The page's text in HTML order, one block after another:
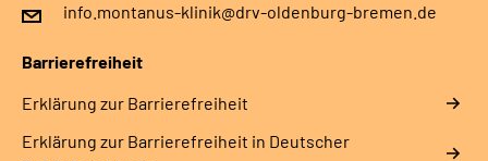
info.montanus-klinik@drv-oldenburg-bremen.de
Barrierefreiheit
Erklärung zur Barrierefreiheit
Erklärung zur Barrierefreiheit in Deutscher